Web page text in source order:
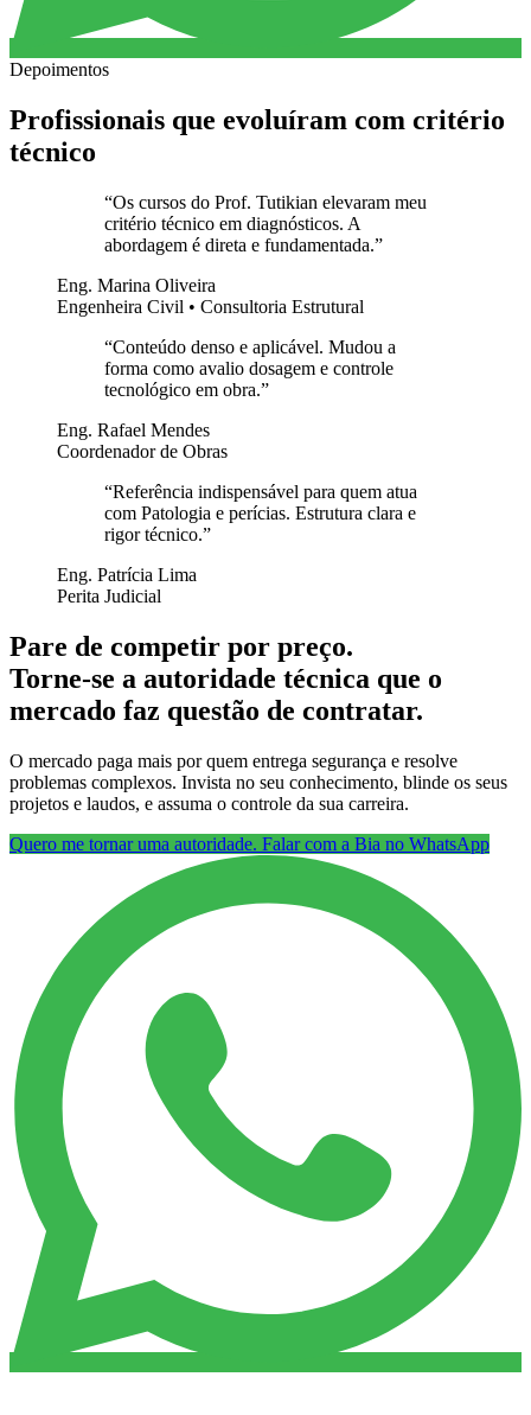
Depoimentos
Profissionais que evoluíram com critério
técnico
“Os cursos do Prof. Tutikian elevaram meu
critério técnico em diagnósticos. A
abordagem é direta e fundamentada.”
Eng. Marina Oliveira
Engenheira Civil • Consultoria Estrutural
“Conteúdo denso e aplicável. Mudou a
forma como avalio dosagem e controle
tecnológico em obra.”
Eng. Rafael Mendes
Coordenador de Obras
“Referência indispensável para quem atua
com Patologia e perícias. Estrutura clara e
rigor técnico.”
Eng. Patrícia Lima
Perita Judicial
Pare de competir por preço.
Torne-se a autoridade técnica que o
mercado faz questão de contratar.
O mercado paga mais por quem entrega segurança e resolve
problemas complexos. Invista no seu conhecimento, blinde os seus
projetos e laudos, e assuma o controle da sua carreira.
Quero me tornar uma autoridade. Falar com a Bia no WhatsApp